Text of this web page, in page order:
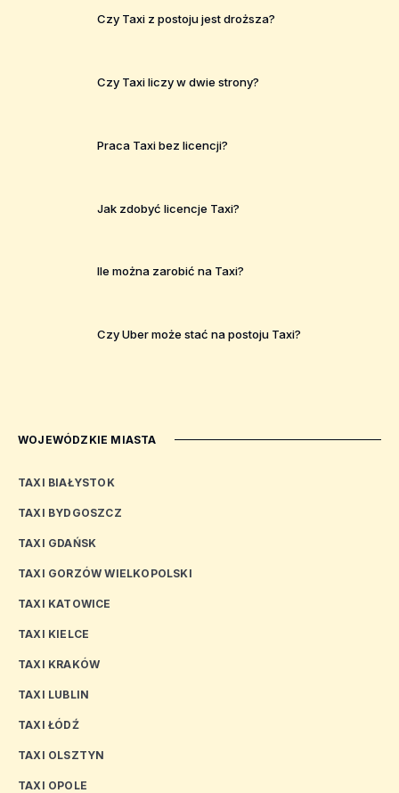
Czy Taxi z postoju jest droższa?
Czy Taxi liczy w dwie strony?
Praca Taxi bez licencji?
Jak zdobyć licencje Taxi?
Ile można zarobić na Taxi?
Czy Uber może stać na postoju Taxi?
WOJEWÓDZKIE MIASTA
TAXI BIAŁYSTOK
TAXI BYDGOSZCZ
TAXI GDAŃSK
TAXI GORZÓW WIELKOPOLSKI
TAXI KATOWICE
TAXI KIELCE
TAXI KRAKÓW
TAXI LUBLIN
TAXI ŁÓDŹ
TAXI OLSZTYN
TAXI OPOLE